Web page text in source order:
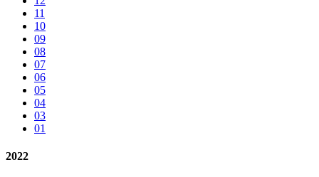
11
10
09
08
07
06
05
04
03
01
2022